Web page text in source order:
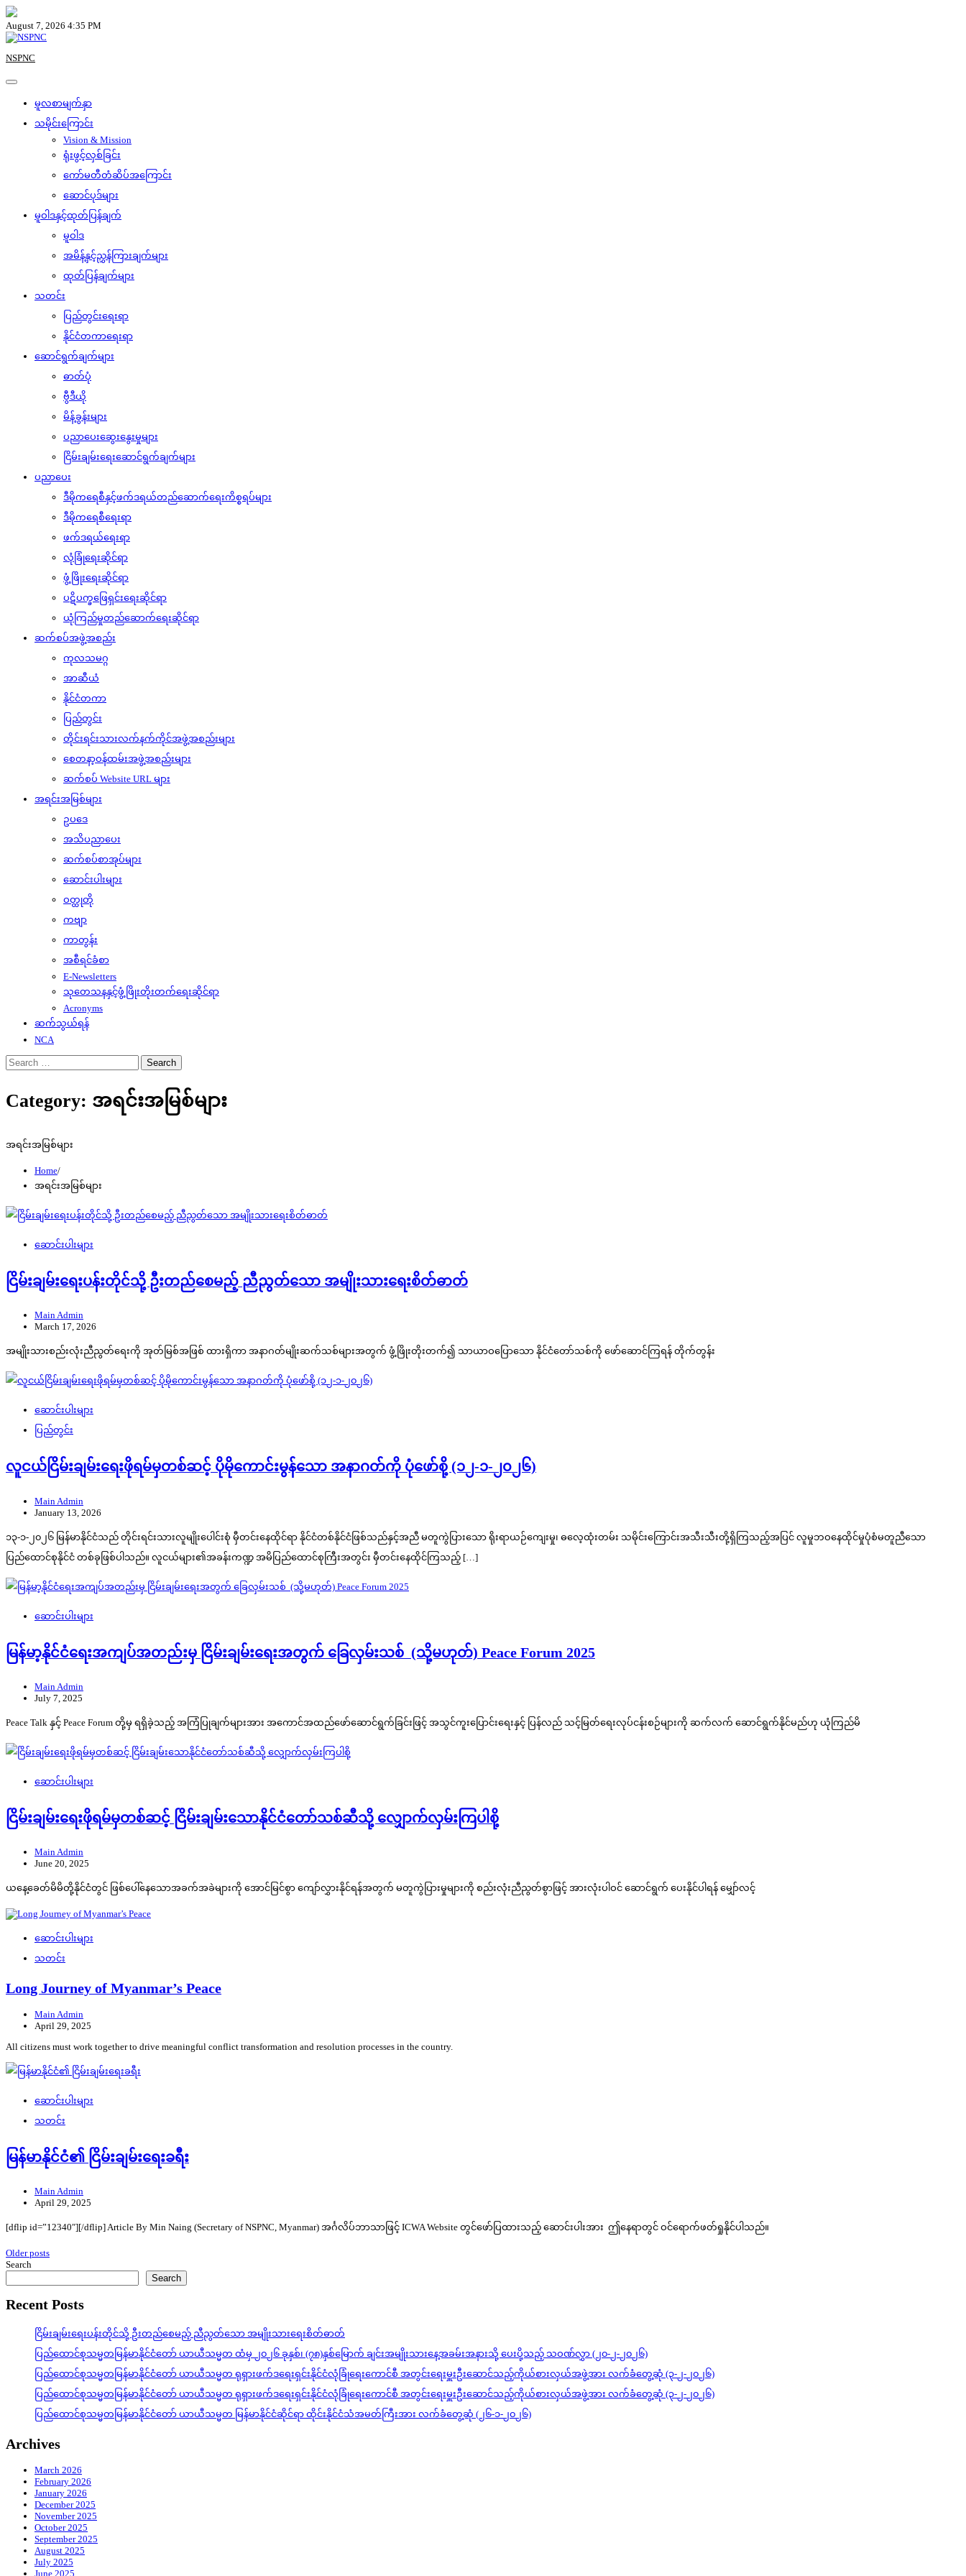
Skip
to
content
August 7, 2026 4:35 PM
NSPNC
မူလစာမျက်နှာ
သမိုင်းကြောင်း
Vision & Mission
ရုံးဖွင့်လှစ်ခြင်း
ကော်မတီတံဆိပ်အကြောင်း
ဆောင်ပုဒ်များ
မူဝါဒနှင့်ထုတ်ပြန်ချက်
မူဝါဒ
အမိန့်နှင့်ညွှန်ကြားချက်များ
ထုတ်ပြန်ချက်များ
သတင်း
ပြည်တွင်းရေးရာ
နိုင်ငံတကာရေးရာ
ဆောင်ရွက်ချက်များ
ဓာတ်ပုံ
ဗွီဒီယို
မိန့်ခွန်းများ
ပညာပေးဆွေးနွေးမှုများ
ငြိမ်းချမ်းရေးဆောင်ရွက်ချက်များ
ပညာပေး
ဒီမိုကရေစီနှင့်ဖက်ဒရယ်တည်ဆောက်‌ရေးကိစ္စရပ်များ
ဒီမိုကရေစီရေးရာ
ဖက်ဒရယ်ရေးရာ
လုံခြုံရေးဆိုင်ရာ
ဖွံ့ဖြိုးရေးဆိုင်ရာ
ပဋိပက္ခဖြေရှင်းရေးဆိုင်ရာ
ယုံကြည်မှုတည်ဆောက်ရေးဆိုင်ရာ
ဆက်စပ်အဖွဲ့အစည်း
ကုလသမဂ္ဂ
အာဆီယံ
နိုင်ငံတကာ
ပြည်တွင်း
တိုင်းရင်းသားလက်နက်ကိုင်အဖွဲ့အစည်းများ
စေတနာ့ဝန်ထမ်းအဖွဲ့အစည်းများ
ဆက်စပ် Website URL များ
အရင်းအမြစ်များ
ဥပဒေ
အသိပညာပေး
ဆက်စပ်စာအုပ်များ
ဆောင်းပါးများ
ဝတ္ထုတို
ကဗျာ
ကာတွန်း
အစီရင်ခံစာ
E-Newsletters
သုတေသနနှင့်ဖွံ့ဖြိုးတိုးတက်ရေးဆိုင်ရာ
Acronyms
ဆက်သွယ်ရန်
NCA
Search
for:
Category: အရင်းအမြစ်များ
အရင်းအမြစ်များ
Home
အရင်းအမြစ်များ
ဆောင်းပါးများ
ငြိမ်းချမ်းရေးပန်းတိုင်သို့ ဦးတည်စေမည့် ညီညွတ်သော အမျိုးသားရေးစိတ်ဓာတ်
Main Admin
March 17, 2026
အမျိုးသားစည်းလုံးညီညွတ်ရေးကို အုတ်မြစ်အဖြစ် ထားရှိကာ အနာဂတ်မျိုးဆက်သစ်များအတွက် ဖွံ့ဖြိုးတိုးတက်၍ သာယာဝပြောသော နိုင်ငံတော်သစ်ကို ဖော်ဆောင်ကြရန် တိုက်တွန်း
ဆောင်းပါးများ
ပြည်တွင်း
လူငယ်ငြိမ်းချမ်းရေးဖိုရမ်မှတစ်ဆင့် ပိုမိုကောင်းမွန်သော အနာဂတ်ကို ပုံဖော်စို့ (၁၂-၁-၂၀၂၆)
Main Admin
January 13, 2026
၁၃-၁-၂၀၂၆ မြန်မာနိုင်ငံသည် တိုင်းရင်းသားလူမျိုးပေါင်းစုံ မှီတင်းနေထိုင်ရာ နိုင်ငံတစ်နိုင်ငံဖြစ်သည်နှင့်အညီ မတူကွဲပြားသော ရိုးရာယဉ်ကျေးမှု၊ ဓလေ့ထုံးတမ်း သမိုင်းကြောင်းအသီးသီးတို့ရှိကြသည့်အပြင် လူမှုဘဝနေထိုင်မှုပုံစံမတူညီသော
ပြည်ထောင်စုနိုင်ငံ တစ်ခုဖြစ်ပါသည်။ လူငယ်များ၏အခန်းကဏ္ဍ အမိပြည်ထောင်စုကြီးအတွင်း မှီတင်းနေထိုင်ကြသည့် […]
ဆောင်းပါးများ
မြန်မာ့နိုင်ငံရေးအကျပ်အတည်းမှ ငြိမ်းချမ်းရေးအတွက် ခြေလှမ်းသစ် (သို့မဟုတ်) Peace Forum 2025
Main Admin
July 7, 2025
Peace Talk နှင့် Peace Forum တို့မှ ရရှိခဲ့သည့် အကြံပြုချက်များအား အကောင်အထည်ဖော်ဆောင်ရွက်ခြင်းဖြင့် အသွင်ကူးပြောင်းရေးနှင့် ပြန်လည် သင့်မြတ်ရေးလုပ်ငန်းစဉ်များကို ဆက်လက် ဆောင်ရွက်နိုင်မည်ဟု ယုံကြည်မိ
ဆောင်းပါးများ
ငြိမ်းချမ်းရေးဖိုရမ်မှတစ်ဆင့် ငြိမ်းချမ်းသောနိုင်ငံတော်သစ်ဆီသို့ လျှောက်လှမ်းကြပါစို့
Main Admin
June 20, 2025
ယနေ့ခေတ်မိမိတို့နိုင်ငံတွင် ဖြစ်ပေါ်နေသောအခက်အခဲများကို အောင်မြင်စွာ ကျော်လွှားနိုင်ရန်အတွက် မတူကွဲပြားမှုများကို စည်းလုံးညီညွတ်စွာဖြင့် အားလုံးပါဝင် ဆောင်ရွက် ပေးနိုင်ပါရန် မျှော်လင့်
ဆောင်းပါးများ
သတင်း
Long Journey of Myanmar’s Peace
Main Admin
April 29, 2025
All citizens must work together to drive meaningful conflict transformation and resolution processes in the country.
ဆောင်းပါးများ
သတင်း
မြန်မာနိုင်ငံ၏ ငြိမ်းချမ်းရေးခရီး
Main Admin
April 29, 2025
[dflip id=”12340″][/dflip] Article By Min Naing (Secretary of NSPNC, Myanmar) အင်္ဂလိပ်ဘာသာဖြင့် ICWA Website တွင်ဖော်ပြထားသည့် ဆောင်းပါးအား ဤနေရာတွင် ဝင်ရောက်ဖတ်ရှုနိုင်ပါသည်။
Posts
navigation
Older posts
Search
Search
Recent Posts
ငြိမ်းချမ်းရေးပန်းတိုင်သို့ ဦးတည်စေမည့် ညီညွတ်သော အမျိုးသားရေးစိတ်ဓာတ်
ပြည်ထောင်စုသမ္မတမြန်မာနိုင်ငံတော် ယာယီသမ္မတ ထံမှ ၂၀၂၆ ခုနှစ်၊ (၇၈)နှစ်မြောက် ချင်းအမျိုးသားနေ့အခမ်းအနားသို့ ပေးပို့သည့် သဝဏ်လွှာ (၂၀-၂-၂၀၂၆)
ပြည်ထောင်စုသမ္မတမြန်မာနိုင်ငံတော် ယာယီသမ္မတ ရုရှားဖက်ဒရေးရှင်းနိုင်ငံလုံခြုံရေးကောင်စီ အတွင်းရေးမှူးဦးဆောင်သည့်ကိုယ်စားလှယ်အဖွဲ့အား လက်ခံတွေ့ဆုံ (၃-၂-၂၀၂၆)
ပြည်ထောင်စုသမ္မတမြန်မာနိုင်ငံတော် ယာယီသမ္မတ ရုရှားဖက်ဒရေးရှင်းနိုင်ငံလုံခြုံရေးကောင်စီ အတွင်းရေးမှူးဦးဆောင်သည့်ကိုယ်စားလှယ်အဖွဲ့အား လက်ခံတွေ့ဆုံ (၃-၂-၂၀၂၆)
ပြည်ထောင်စုသမ္မတမြန်မာနိုင်ငံတော် ယာယီသမ္မတ မြန်မာနိုင်ငံဆိုင်ရာ ထိုင်းနိုင်ငံသံအမတ်ကြီးအား လက်ခံတွေ့ဆုံ (၂၆-၁-၂၀၂၆)
Archives
March 2026
February 2026
January 2026
December 2025
November 2025
October 2025
September 2025
August 2025
July 2025
June 2025